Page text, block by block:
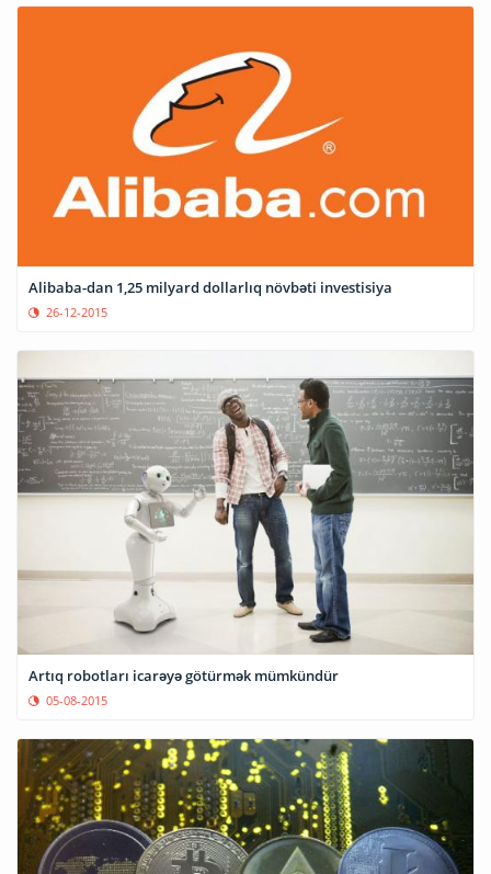
Alibaba-dan 1,25 milyard dollarlıq növbəti investisiya
26-12-2015
Artıq robotları icarəyə götürmək mümkündür
05-08-2015